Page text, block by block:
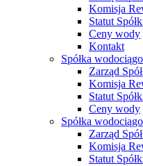
Komisja
Statut
Ceny wody
Kontakt
Spółka
Zarząd
Komisja
Statut
Ceny wody
Spółka
Zarząd
Komisja
Statut